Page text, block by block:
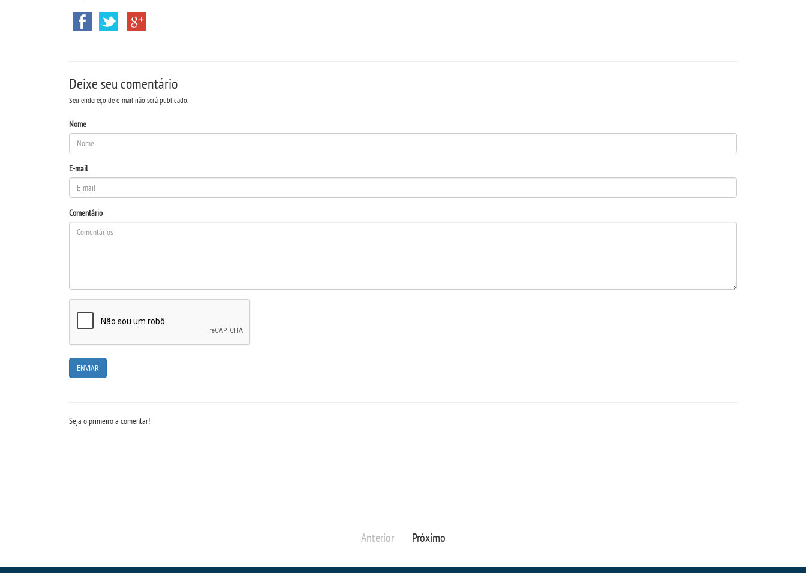
Deixe seu comentário
Seu endereço de e-mail não será publicado.
Nome
E-mail
Comentário
Seja o primeiro a comentar!
Anterior Próximo